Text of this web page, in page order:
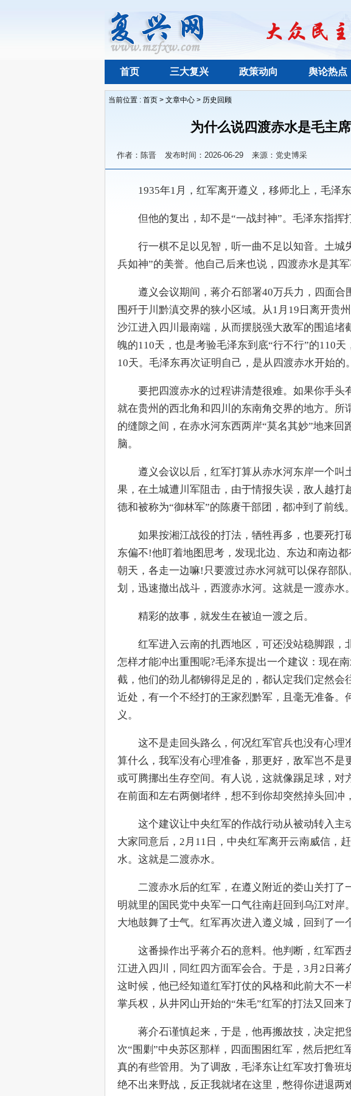
首页 三大复兴 政策动向 舆论热点
当前位置 : 首页 > 文章中心 > 历史回顾
为什么说四渡赤水是毛主
作者：陈晋 发布时间：2026-06-29 来源：党史博采
1935年1月，红军离开遵义，移师北上，毛泽东
但他的复出，却不是“一战封神”。毛泽东指挥
行一棋不足以见智，听一曲不足以知音。土城
兵如神”的美誉。他自己后来也说，四渡赤水是其军
遵义会议期间，蒋介石部署40万兵力，四面合
围歼于川黔滇交界的狭小区域。从1月19日离开贵
沙江进入四川最南端，从而摆脱强大敌军的围追堵
魄的110天，也是考验毛泽东到底“行不行”的110
10天。毛泽东再次证明自己，是从四渡赤水开始的。
要把四渡赤水的过程讲清楚很难。如果你手头
就在贵州的西北角和四川的东南角交界的地方。所
的缝隙之间，在赤水河东西两岸“莫名其妙”地来
脑。
遵义会议以后，红军打算从赤水河东岸一个叫
果，在土城遭川军阻击，由于情报失误，敌人越打
德和被称为“御林军”的陈赓干部团，都冲到了前线
如果按湘江战役的打法，牺牲再多，也要死打
东偏不!他盯着地图思考，发现北边、东边和南边
朝天，各走一边嘛!只要渡过赤水河就可以保存部
划，迅速撤出战斗，西渡赤水河。这就是一渡赤水。
精彩的故事，就发生在被迫一渡之后。
红军进入云南的扎西地区，可还没站稳脚跟，
怎样才能冲出重围呢?毛泽东提出一个建议：现在
截，他们的劲儿都铆得足足的，都认定我们定然会
近处，有一个不经打的王家烈黔军，且毫无准备。
义。
这不是走回头路么，何况红军官兵也没有心理
算什么，我军没有心理准备，那更好，敌军岂不是
或可腾挪出生存空间。有人说，这就像踢足球，对
在前面和左右两侧堵绊，想不到你却突然掉头回冲
这个建议让中央红军的作战行动从被动转入主
大家同意后，2月11日，中央红军离开云南威信，
水。这就是二渡赤水。
二渡赤水后的红军，在遵义附近的娄山关打了
明就里的国民党中央军一口气往南赶回到乌江对
大地鼓舞了士气。红军再次进入遵义城，回到了一
这番操作出乎蒋介石的意料。他判断，红军西
江进入四川，同红四方面军会合。于是，3月2日蒋
这时候，他已经知道红军打仗的风格和此前大不
掌兵权，从井冈山开始的“朱毛”红军的打法又回来
蒋介石谨慎起来，于是，他再搬故技，决定把
次“围剿”中央苏区那样，四面围困红军，然后把
真的有些管用。为了调敌，毛泽东让红军攻打鲁班
绝不出来野战，反正我就堵在这里，憋得你进退两